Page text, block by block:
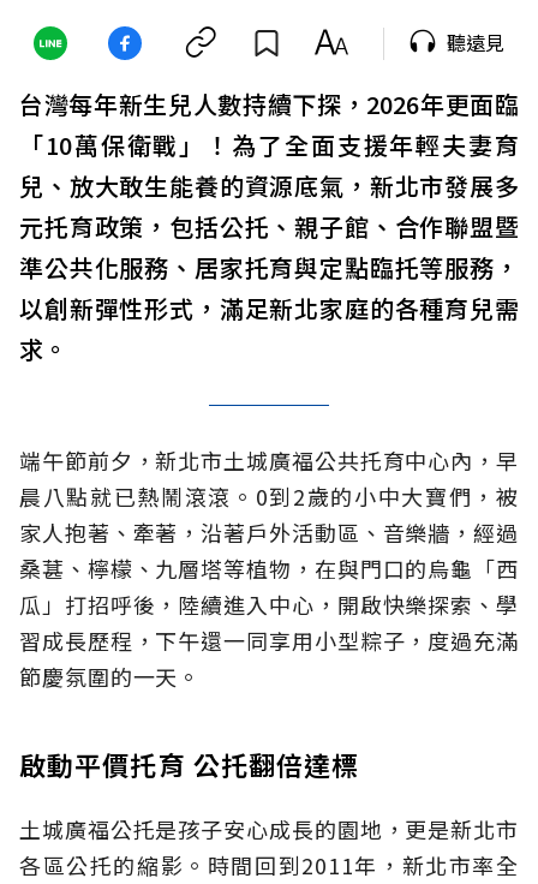
聽遠見
台灣每年新生兒人數持續下探，2026年更面臨
「10萬保衛戰」！為了全面支援年輕夫妻育
兒、放大敢生能養的資源底氣，新北市發展多
元托育政策，包括公托、親子館、合作聯盟暨
準公共化服務、居家托育與定點臨托等服務，
以創新彈性形式，滿足新北家庭的各種育兒需
求。
端午節前夕，新北市土城廣福公共托育中心內，早
晨八點就已熱鬧滾滾。0到2歲的小中大寶們，被
家人抱著、牽著，沿著戶外活動區、音樂牆，經過
桑葚、檸檬、九層塔等植物，在與門口的烏龜「西
瓜」打招呼後，陸續進入中心，開啟快樂探索、學
習成長歷程，下午還一同享用小型粽子，度過充滿
節慶氛圍的一天。
啟動平價托育 公托翻倍達標
土城廣福公托是孩子安心成長的園地，更是新北市
各區公托的縮影。時間回到2011年，新北市率全